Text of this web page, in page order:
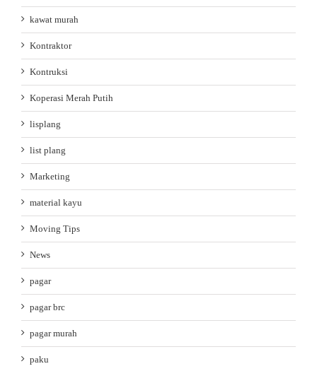
kawat murah
Kontraktor
Kontruksi
Koperasi Merah Putih
lisplang
list plang
Marketing
material kayu
Moving Tips
News
pagar
pagar brc
pagar murah
paku